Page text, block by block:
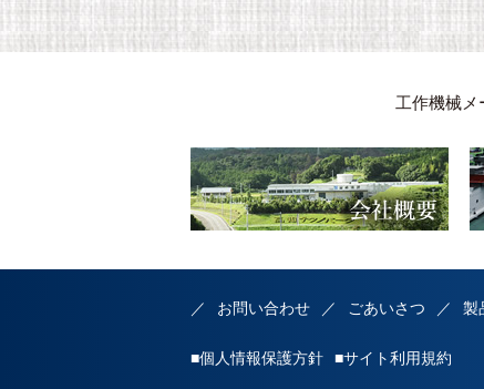
工作機械メ
お問い合わせ ごあいさつ 製
■個人情報保護方針 ■サイト利用規約